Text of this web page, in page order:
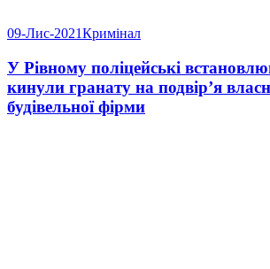
09-Лис-2021Кримінал
У Рівному поліцейські
кинули гранату на подвір’я
будівельної фірми